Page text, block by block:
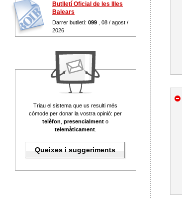
Butlletí Oficial de les Illes
Balears
Darrer butlletí:099 , 08 / agost /
2026
Triau el sistema que us resulti més
còmode per donar la vostra opinió: per
telèfon ,presencialment o
telemàticament.
Queixes i suggeriments